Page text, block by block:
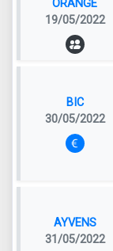
ORANGE
19/05/2022
BIC
30/05/2022
AYVENS
31/05/2022